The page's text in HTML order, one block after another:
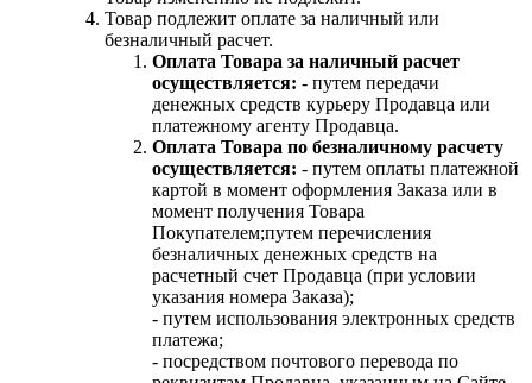
Товар подлежит оплате за наличный или
безналичный расчет.
Оплата Товара за наличный расчет
осуществляется: - путем передачи
денежных средств курьеру Продавца или
платежному агенту Продавца.
Оплата Товара по безналичному расчету
осуществляется: - путем оплаты платежной
картой в момент оформления Заказа или в
момент получения Товара
Покупателем;путем перечисления
безналичных денежных средств на
расчетный счет Продавца (при условии
указания номера Заказа);
- путем использования электронных средств
платежа;
- посредством почтового перевода по